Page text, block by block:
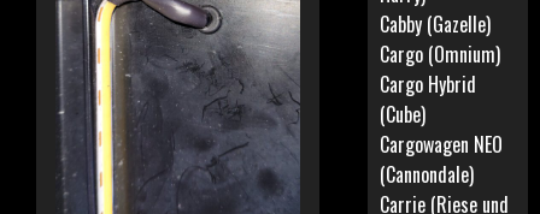
Cabby (Gazelle)
Cargo (Omnium)
Cargo Hybrid
(Cube)
Cargowagen NEO
(Cannondale)
Carrie (Riese und